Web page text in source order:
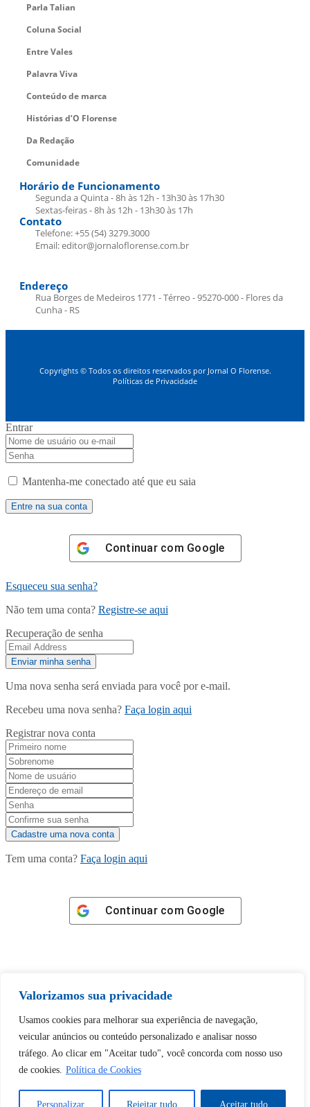
Valorizamos sua privacidade
Usamos cookies para melhorar sua experiência de navegação,
veicular anúncios ou conteúdo personalizado e analisar nosso
tráfego. Ao clicar em "Aceitar tudo", você concorda com nosso uso
de cookies. Política de Cookies
Personalizar Rejeitar tudo Aceitar tudo
Parla Talian
Coluna Social
Entre Vales
Palavra Viva
Conteúdo de marca
Histórias d’O Florense
Da Redação
Comunidade
Horário de Funcionamento
Segunda a Quinta - 8h às 12h - 13h30 às 17h30
Sextas-feiras - 8h às 12h - 13h30 às 17h
Contato
Telefone: +55 (54) 3279.3000
Email: editor@jornaloflorense.com.br
Endereço
Rua Borges de Medeiros 1771 - Térreo - 95270-000 - Flores da
Cunha - RS
Copyrights © Todos os direitos reservados por Jornal O Florense.
Políticas de Privacidade
Entrar
Mantenha-me conectado até que eu saia
Continuar com Google
Esqueceu sua senha?
Não tem uma conta? Registre-se aqui
Recuperação de senha
Uma nova senha será enviada para você por e-mail.
Recebeu uma nova senha? Faça login aqui
Registrar nova conta
Tem uma conta? Faça login aqui
Continuar com Google
Tem certeza de que deseja
desbloquear esta publicação?
Desbloquear esquerda : 0